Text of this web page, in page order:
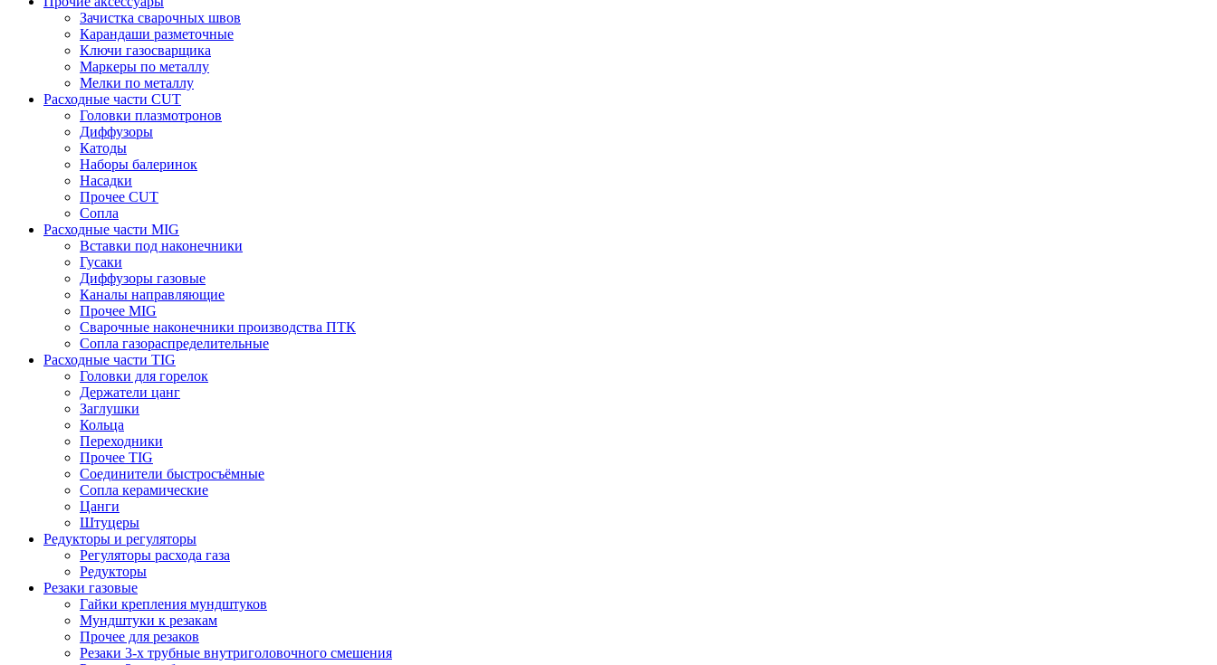
Зачистка сварочных швов
Карандаши разметочные
Ключи газосварщика
Маркеры по металлу
Мелки по металлу
Расходные части CUT
Головки плазмотронов
Диффузоры
Катоды
Наборы балеринок
Насадки
Прочее CUT
Сопла
Расходные части MIG
Вставки под наконечники
Гусаки
Диффузоры газовые
Каналы направляющие
Прочее MIG
Сварочные наконечники производства ПТК
Сопла газораспределительные
Расходные части TIG
Головки для горелок
Держатели цанг
Заглушки
Кольца
Переходники
Прочее TIG
Соединители быстросъёмные
Сопла керамические
Цанги
Штуцеры
Редукторы и регуляторы
Регуляторы расхода газа
Редукторы
Резаки газовые
Гайки крепления мундштуков
Мундштуки к резакам
Прочее для резаков
Резаки 3-х трубные внутриголовочного смешения